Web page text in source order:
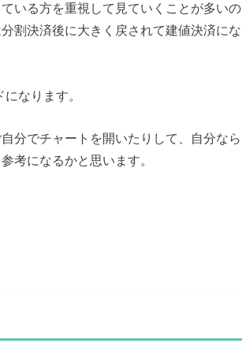
いる方を重視して見ていくことが多いの
割決済後に大きく戻されて建値決済にな
なります。
分でチャートを開いたりして、自分なら
考になるかと思います。